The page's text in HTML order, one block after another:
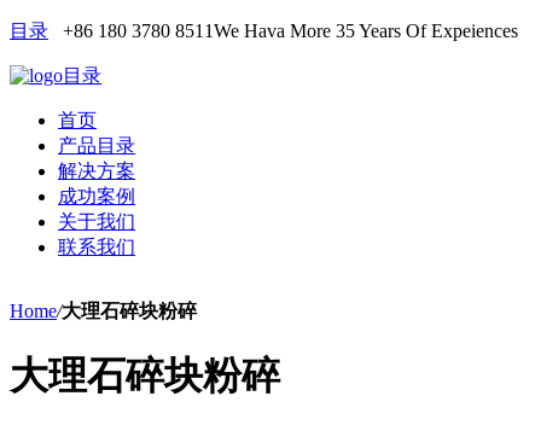
目录 +86 180 3780 8511We Hava More 35 Years Of Expeiences
目录
首页
产品目录
解决方案
成功案例
关于我们
联系我们
Home/大理石碎块粉碎
大理石碎块粉碎